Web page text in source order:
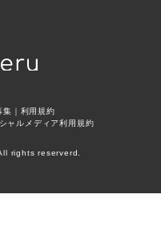
集 ｜ 利用規約
ャルメディア利用規約
rights reserverd.